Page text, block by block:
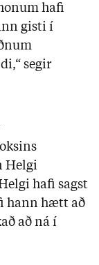
hafi
gisti í
segir
Helgi
hafi sagst
hann hætt að
að ná í